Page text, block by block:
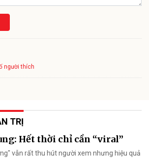
người thích
TRỊ
Hết thời chỉ cần “viral”
vẫn rất thu hút người xem nhưng hiệu quả